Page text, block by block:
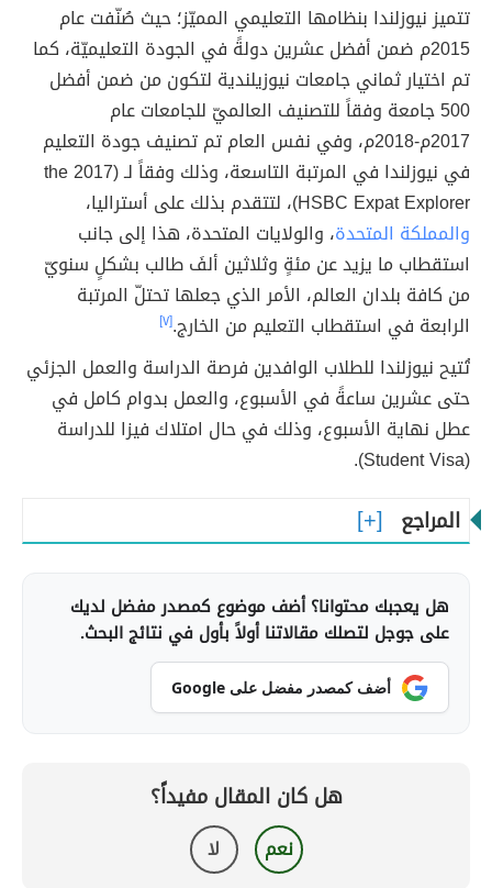
تتميز نيوزلندا بنظامها التعليمي المميّز؛ حيث صُنّفت عام
2015م ضمن أفضل عشرين دولةً في الجودة التعليميّة، كما
تم اختيار ثماني جامعات نيوزيلندية لتكون من ضمن أفضل
500 جامعة وفقاً للتصنيف العالميّ للجامعات عام
2017م-2018م، وفي نفس العام تم تصنيف جودة التعليم
في نيوزلندا في المرتبة التاسعة، وذلك وفقاً لـ (the 2017
HSBC Expat Explorer)، لتتقدم بذلك على أستراليا،
والمملكة المتحدة، والولايات المتحدة، هذا إلى جانب
استقطاب ما يزيد عن مئةٍ وثلاثين ألفَ طالب بشكلٍ سنويّ
من كافة بلدان العالم، الأمر الذي جعلها تحتلّ المرتبة
الرابعة في استقطاب التعليم من الخارج.[٧]
تُتيح نيوزلندا للطلاب الوافدين فرصة الدراسة والعمل الجزئي
حتى عشرين ساعةً في الأسبوع، والعمل بدوام كامل في
عطل نهاية الأسبوع، وذلك في حال امتلاك فيزا للدراسة
(Student Visa).
المراجع
هل يعجبك محتوانا؟ أضف موضوع كمصدر مفضل لديك
على جوجل لتصلك مقالاتنا أولاً بأول في نتائج البحث.
أضف كمصدر مفضل على Google
هل كان المقال مفيداً؟
نعم لا